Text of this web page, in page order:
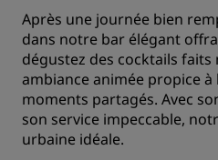
Après une journée bien
dans notre bar élégant
dégustez des cocktails faits
ambiance animée propice
moments partagés. Avec
son service impeccable,
urbaine idéale.